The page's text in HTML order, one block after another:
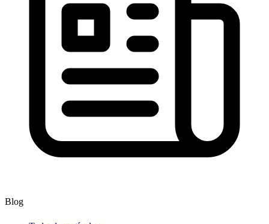
Blog